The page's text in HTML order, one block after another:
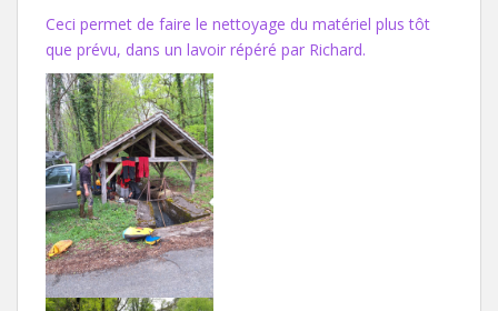
Ceci permet de faire le nettoyage du matériel plus tôt
que prévu, dans un lavoir répéré par Richard.